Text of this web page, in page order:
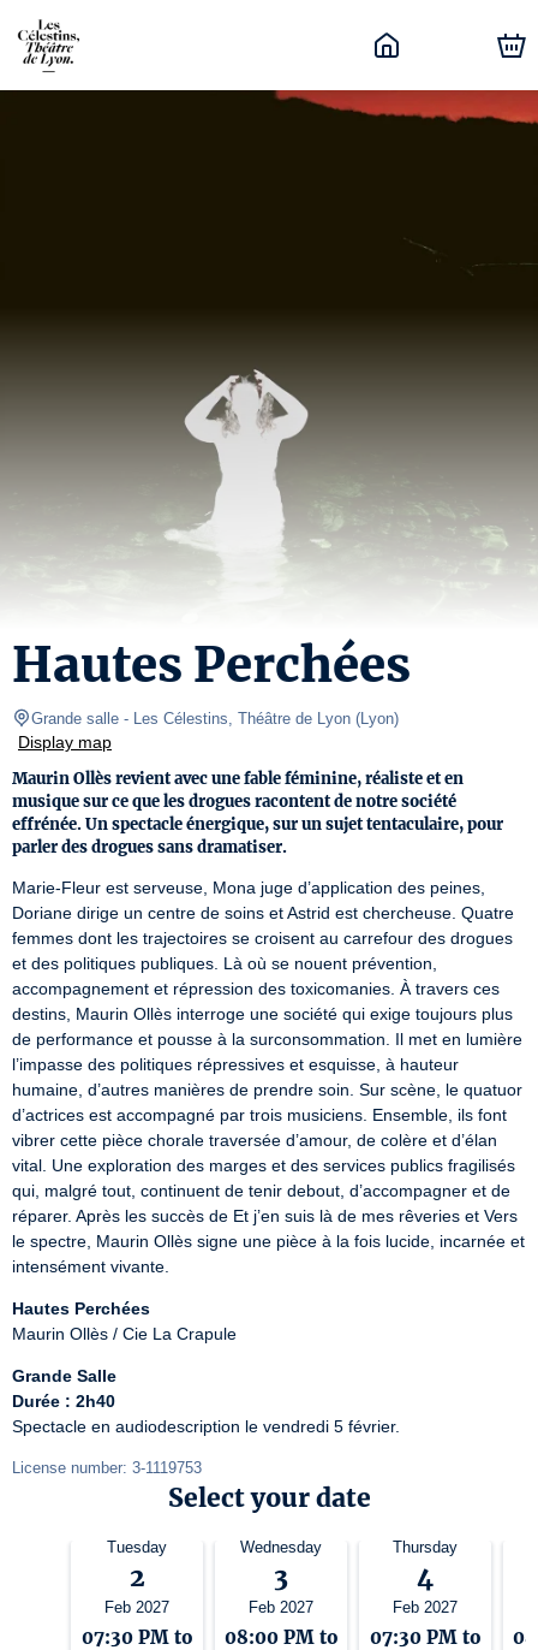
Hautes Perchées
Grande salle - Les Célestins, Théâtre de Lyon (Lyon)
Display map
Maurin Ollès revient avec une fable féminine, réaliste et en
musique sur ce que les drogues racontent de notre société
effrénée. Un spectacle énergique, sur un sujet tentaculaire, pour
parler des drogues sans dramatiser.
Marie-Fleur est serveuse, Mona juge d’application des peines,
Doriane dirige un centre de soins et Astrid est chercheuse. Quatre
femmes dont les trajectoires se croisent au carrefour des drogues
et des politiques publiques. Là où se nouent prévention,
accompagnement et répression des toxicomanies. À travers ces
destins, Maurin Ollès interroge une société qui exige toujours plus
de performance et pousse à la surconsommation. Il met en lumière
l’impasse des politiques répressives et esquisse, à hauteur
humaine, d’autres manières de prendre soin. Sur scène, le quatuor
d’actrices est accompagné par trois musiciens. Ensemble, ils font
vibrer cette pièce chorale traversée d’amour, de colère et d’élan
vital. Une exploration des marges et des services publics fragilisés
qui, malgré tout, continuent de tenir debout, d’accompagner et de
réparer. Après les succès de Et j’en suis là de mes rêveries et Vers
le spectre, Maurin Ollès signe une pièce à la fois lucide, incarnée et
intensément vivante.
Hautes Perchées
Maurin Ollès / Cie La Crapule
Grande Salle
Durée : 2h40
Spectacle en audiodescription le vendredi 5 février.
License number: 3-1119753
Select your date
Tuesday
2
Feb 2027
07:30 PM to
Wednesday
3
Feb 2027
08:00 PM to
Thursday
4
Feb 2027
07:30 PM to